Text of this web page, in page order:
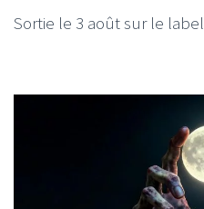
Sortie le 3 août sur le label